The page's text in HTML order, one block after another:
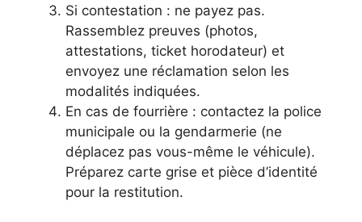
Si contestation : ne payez pas.
Rassemblez preuves (photos,
attestations, ticket horodateur) et
envoyez une réclamation selon les
modalités indiquées.
En cas de fourrière : contactez la police
municipale ou la gendarmerie (ne
déplacez pas vous-même le véhicule).
Préparez carte grise et pièce d’identité
pour la restitution.